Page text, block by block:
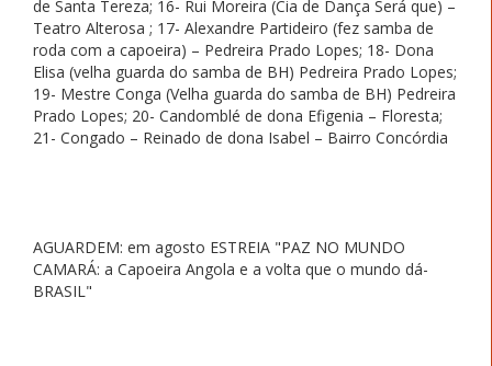
de Santa Tereza; 16- Rui Moreira (Cia de Dança Será que) –
Teatro Alterosa ; 17- Alexandre Partideiro (fez samba de
roda com a capoeira) – Pedreira Prado Lopes; 18- Dona
Elisa (velha guarda do samba de BH) Pedreira Prado Lopes;
19- Mestre Conga (Velha guarda do samba de BH) Pedreira
Prado Lopes; 20- Candomblé de dona Efigenia – Floresta;
21- Congado – Reinado de dona Isabel – Bairro Concórdia
AGUARDEM: em agosto ESTREIA "PAZ NO MUNDO
CAMARÁ: a Capoeira Angola e a volta que o mundo dá-
BRASIL"